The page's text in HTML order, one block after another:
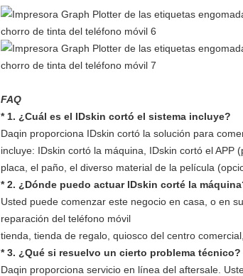
FAQ
* 1. ¿Cuál es el IDskin cortó el sistema incluye?
Daqin proporciona IDskin cortó la solución para
incluye: IDskin cortó la máquina, IDskin cortó el
placa, el paño, el diverso material de la película
* 2. ¿Dónde puedo actuar IDskin corté la
Usted puede comenzar este negocio en casa, o en
reparación del teléfono móvil
tienda, tienda de regalo, quiosco del centro
* 3. ¿Qué si resuelvo un cierto problema técnico?
Daqin proporciona servicio en línea del aftersale.